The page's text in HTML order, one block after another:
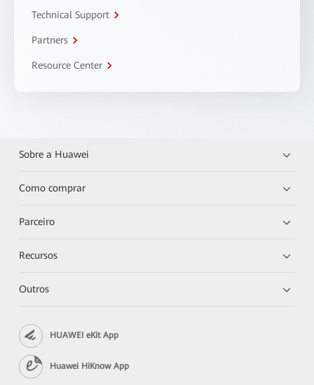
Technical Support
Partners
Resource Center
Sobre a Huawei
Como comprar
Parceiro
Recursos
Outros
HUAWEI eKit App
Huawei HiKnow App